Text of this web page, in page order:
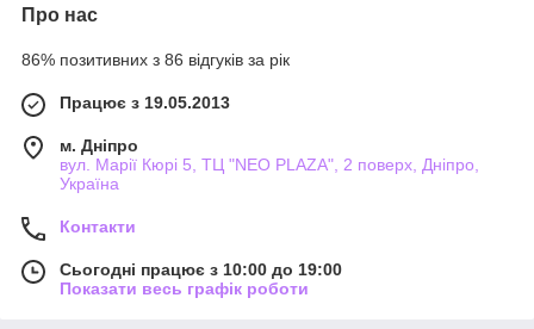
Про нас
86% позитивних з 86 відгуків за рік
Працює з 19.05.2013
м. Дніпро
вул. Марії Кюрі 5, ТЦ "NEO PLAZA", 2 поверх, Дніпро,
Україна
Контакти
Сьогодні працює з 10:00 до 19:00
Показати весь графік роботи